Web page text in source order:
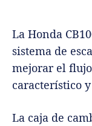
La Honda
sistema de
mejorar el
característico
La caja de